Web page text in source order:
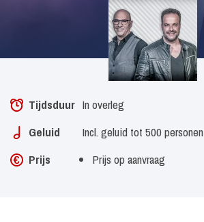
Tijdsduur In overleg
Geluid
Incl. geluid tot 500 personen
Prijs
Prijs op aanvraag